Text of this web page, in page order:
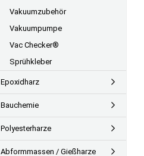
Vakuumzubehör
Vakuumpumpe
Vac Checker®
Sprühkleber
Epoxidharz
Bauchemie
Polyesterharze
Abformmassen / Gießharze